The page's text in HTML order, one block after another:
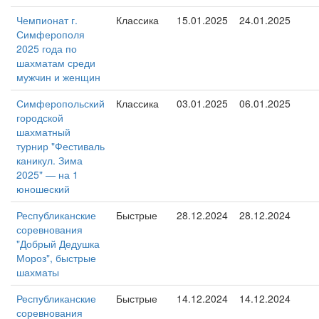
Чемпионат г.
Симферополя
2025 года по
шахматам среди
мужчин и женщин
Классика 15.01.2025 24.01.2025
Симферопольский
городской
шахматный
турнир "Фестиваль
каникул. Зима
2025" — на 1
юношеский
Классика 03.01.2025 06.01.2025
Республиканские
соревнования
"Добрый Дедушка
Мороз", быстрые
шахматы
Быстрые 28.12.2024 28.12.2024
Республиканские
соревнования
Быстрые 14.12.2024 14.12.2024